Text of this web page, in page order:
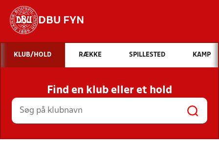
DBU FYN
Hvad vil du søge efter?
INDHOLD OG NYHEDER
STILLINGER, RESULTATER, KLUBBER OG
HOLD
KLUB/HOLD RÆKKE SPILLESTED KAMP
Find en klub eller et hold